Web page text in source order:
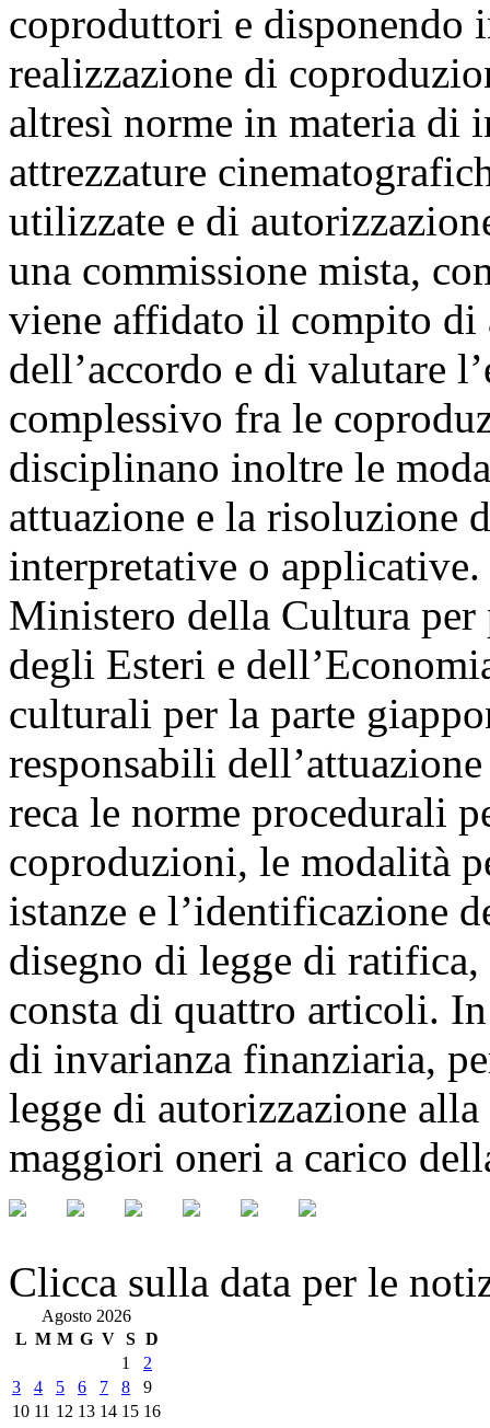
coproduttori e
realizzazione di
altresì norme in materia di
attrezzature
utilizzate e di
una commissione mista,
viene affidato il compito di
dell’accordo e di valutare
complessivo fra le
disciplinano inoltre le
attuazione e la risoluzione
interpretative o
Ministero della Cultura
degli Esteri e
culturali per la parte
responsabili
reca le norme procedurali
coproduzioni, le modalità
istanze e l’identificazione
disegno di legge di
consta di quattro articoli.
di invarianza finanziaria,
legge di autorizzazione
maggiori oneri a carico
Clicca sulla data per le
Agosto 2026
L M M G V S D
1
2
3
4 5 6 7 8
9
10 11 12 13 14 15 16